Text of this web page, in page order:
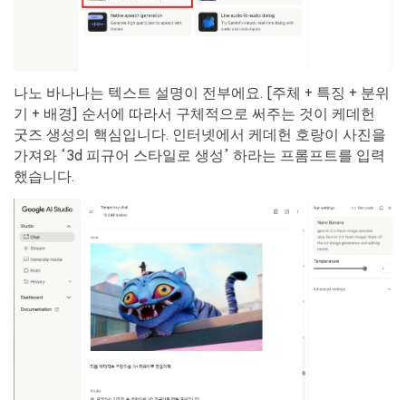
나노 바나나는 텍스트 설명이 전부에요. [주체 + 특징 + 분위
기 + 배경] 순서에 따라서 구체적으로 써주는 것이 케데헌
굿즈 생성의 핵심입니다. 인터넷에서 케데헌 호랑이 사진을
가져와 ‘3d 피규어 스타일로 생성’ 하라는 프롬프트를 입력
했습니다.